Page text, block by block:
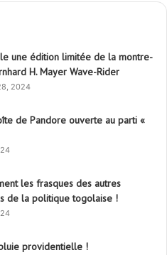
une édition limitée de la montre-
H. Mayer Wave-Rider
2024
de Pandore ouverte au parti «
les frasques des autres
de la politique togolaise !
providentielle !